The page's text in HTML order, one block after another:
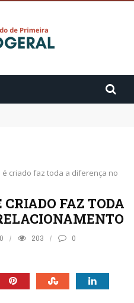
o Cytotec
é criado faz toda a diferença no
FAZ TODA
203 0